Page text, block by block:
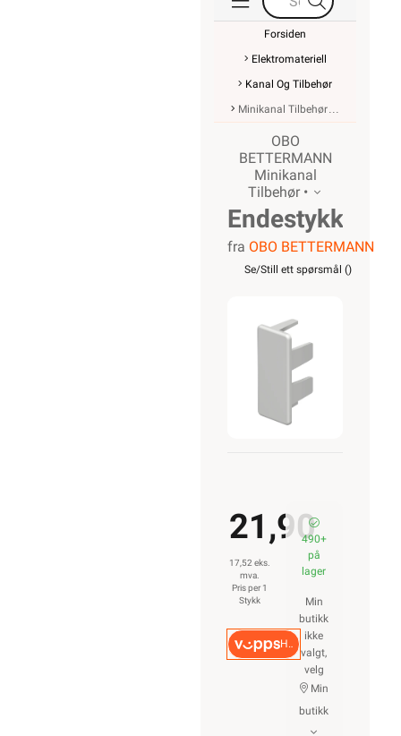
Forsiden
Elektromateriell
Kanal Og Tilbehør
Minikanal Tilbehør
OBO
BETTERMANN
Minikanal
Tilbehør •
Endestykke
for WDK
15040RW
fra OBO BETTERMANN
Se/Still ett spørsmål ()
21,90
17,52 eks.
mva.
Pris per 1
Stykk
Hurtigkasse
490+
på
lager
Min
butikk
ikke
valgt,
velg
Min
butikk